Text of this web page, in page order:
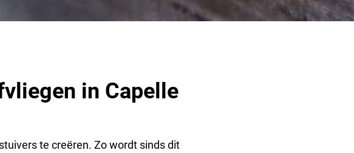
in Capelle
te creëren. Zo wordt sinds dit